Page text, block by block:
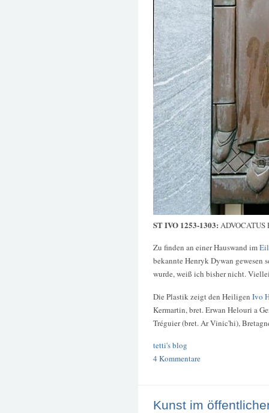
ST IVO 1253-1303: ADVOCATUS
Zu finden an einer Hauswand im
bekannte Henryk Dywan gewesen
wurde, weiß ich bisher nicht.
Die Plastik zeigt den Heiligen Ivo
Kermartin, bret. Erwan Helouri a
Tréguier (bret. Ar Vinic'hi),
tetti's blog
4 Kommentare
Kunst im